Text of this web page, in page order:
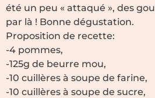
été un peu « attaqué », des
par là ! Bonne dégustation.
Proposition de recette:
-4 pommes,
-125g de beurre mou,
-10 cuillères à soupe de farine,
-10 cuillères à soupe de sucre,